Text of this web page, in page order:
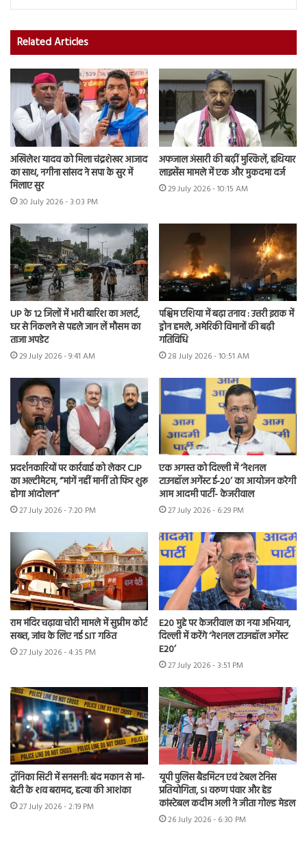
Related Articles
अखिलेश यादव को मिला चंद्रशेखर आजाद
का साथ, नगीना सांसद ने सपा के सुर में
मिलाए सुर
30 July 2026 - 3:03 PM
अफजाल अंसारी की बढ़ीं मुश्किलें, हथियार
लाइसेंस मामले में एक और मुकदमा दर्ज
29 July 2026 - 10:15 AM
UP के 12 जिलों में भारी बारिश का अलर्ट,
घर से निकलने से पहले जान लें मौसम का
ताजा अपडेट
29 July 2026 - 9:41 AM
पश्चिम एशिया में बढ़ा तनाव : उत्तरी इराक में
ड्रोन हमले, अमेरिकी विमानों की बढ़ी
गतिविधि
28 July 2026 - 10:51 AM
प्रदर्शनकारियों पर कार्रवाई को लेकर CJP
का अल्टीमेटम, “मांगें नहीं मानीं तो फिर शुरू
होगा आंदोलन”
27 July 2026 - 7:20 PM
एक अगस्त को दिल्ली में ‘नेशनल
टाउनहॉल अगेंस्ट ई-20’ का आयोजन करेगी
आम आदमी पार्टी- केजरीवाल
27 July 2026 - 6:29 PM
राम मंदिर चढ़ावा चोरी मामले में सुप्रीम कोर्ट
सख्त, जांच के लिए नई SIT गठित
27 July 2026 - 4:35 PM
E20 मुद्दे पर केजरीवाल का नया अभियान,
दिल्ली में करेंगे ‘नेशनल टाउनहॉल अगेंस्ट
E20’
27 July 2026 - 3:51 PM
ट्रॉनिका सिटी में सनसनी: बंद मकान से मां-
बेटी के शव बरामद, हत्या की आशंका
27 July 2026 - 2:19 PM
यूपी पुलिस बैडमिंटन एवं टेबल टेनिस
प्रतियोगिता, SI वरुण पंवार और हेड
कांस्टेबल कदीम अली ने जीता गोल्ड मेडल
26 July 2026 - 6:30 PM